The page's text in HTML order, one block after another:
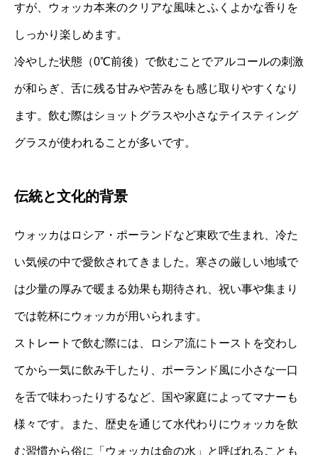
すが、ウォッカ本来のクリアな風味とふくよかな香りを
しっかり楽しめます。
冷やした状態（0℃前後）で飲むことでアルコールの刺激
が和らぎ、舌に残る甘みや苦みをも感じ取りやすくなり
ます。飲む際はショットグラスや小さなテイスティング
グラスが使われることが多いです。
伝統と文化的背景
ウォッカはロシア・ポーランドなど東欧で生まれ、冷た
い気候の中で愛飲されてきました。寒さの厳しい地域で
は少量の厚みで暖まる効果も期待され、祝い事や集まり
では乾杯にウォッカが用いられます。
ストレートで飲む際には、ロシア流にトーストを交わし
てから一気に飲み干したり、ポーランド風に小さな一口
を舌で味わったりするなど、国や家庭によってマナーも
様々です。また、歴史を通じて水代わりにウォッカを飲
む習慣から俗に「ウォッカは命の水」と呼ばれることも